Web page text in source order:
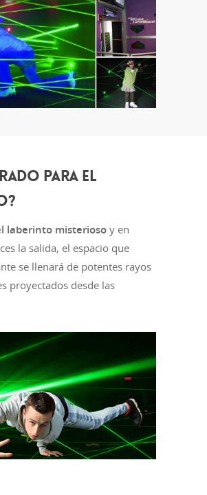
PARA EL
laberinto misterioso y en
la salida, el espacio que
se llenará de potentes rayos
proyectados desde las